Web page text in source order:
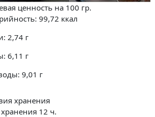
ценность на 100 гр.
99,72 ккал
2,74 г
6,11 г
9,01 г
хранения
12 ч.